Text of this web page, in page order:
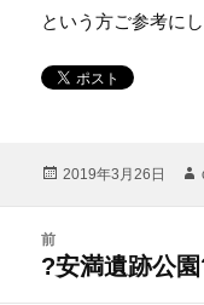
という方ご参考に
投
2019年3月26日
前
前
?安満遺跡公